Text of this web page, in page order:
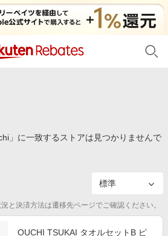
」に一致するストアは見つかりませんで
と決済方法は遷移先ページでご確認ください。
OUCHI TSUKAI タオルセットB ピ